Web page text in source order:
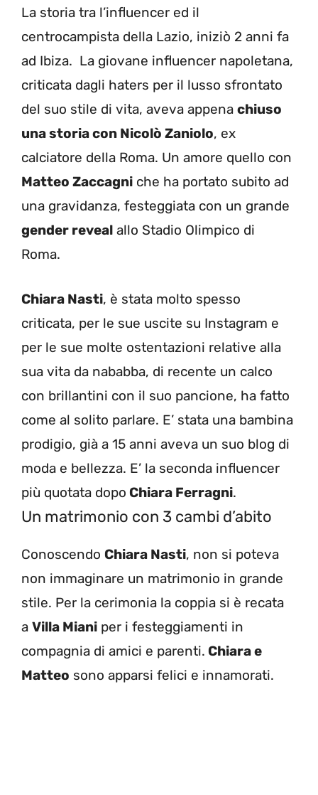
La storia tra l’influencer ed il
centrocampista della Lazio, iniziò 2 anni fa
ad Ibiza. La giovane influencer napoletana,
criticata dagli haters per il lusso sfrontato
del suo stile di vita, aveva appena chiuso
una storia con Nicolò Zaniolo, ex
calciatore della Roma. Un amore quello con
Matteo Zaccagni che ha portato subito ad
una gravidanza, festeggiata con un grande
gender reveal allo Stadio Olimpico di
Roma.
Chiara Nasti, è stata molto spesso
criticata, per le sue uscite su Instagram e
per le sue molte ostentazioni relative alla
sua vita da nababba, di recente un calco
con brillantini con il suo pancione, ha fatto
come al solito parlare. E’ stata una bambina
prodigio, già a 15 anni aveva un suo blog di
moda e bellezza. E’ la seconda influencer
più quotata dopo Chiara Ferragni.
Un matrimonio con 3 cambi d’abito
Conoscendo Chiara Nasti, non si poteva
non immaginare un matrimonio in grande
stile. Per la cerimonia la coppia si è recata
a Villa Miani per i festeggiamenti in
compagnia di amici e parenti. Chiara e
Matteo sono apparsi felici e innamorati.